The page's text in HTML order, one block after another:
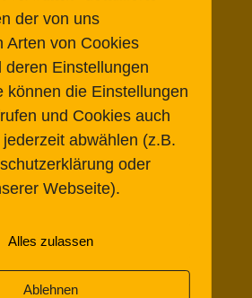
der von uns
Arten von Cookies
deren Einstellungen
können die Einstellungen
und Cookies auch
abwählen (z.B.
oder
Webseite).
Alles zulassen
Ablehnen